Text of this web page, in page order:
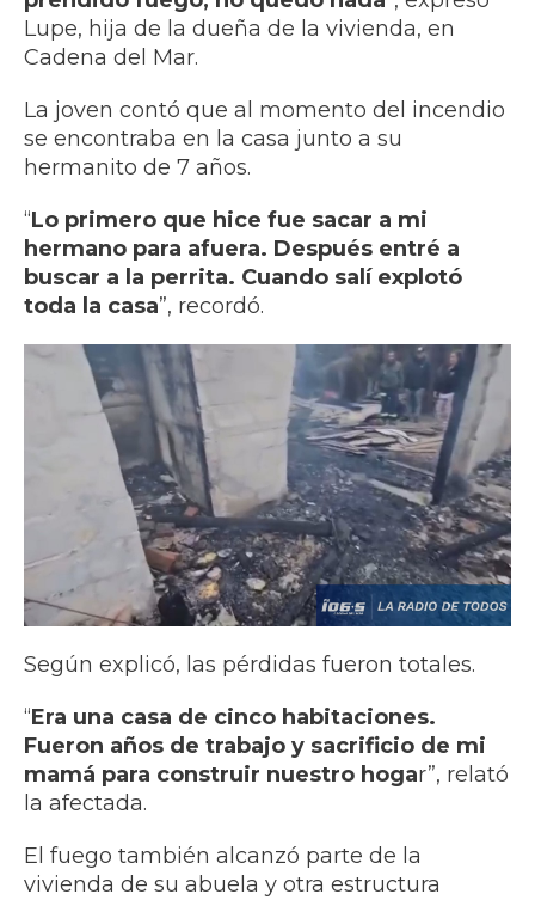
Lupe, hija de la dueña de la vivienda, en
Cadena del Mar.
La joven contó que al momento del incendio
se encontraba en la casa junto a su
hermanito de 7 años.
“Lo primero que hice fue sacar a mi
hermano para afuera. Después entré a
buscar a la perrita. Cuando salí explotó
toda la casa”, recordó.
Según explicó, las pérdidas fueron totales.
“Era una casa de cinco habitaciones.
Fueron años de trabajo y sacrificio de mi
mamá para construir nuestro hogar”, relató
la afectada.
El fuego también alcanzó parte de la
vivienda de su abuela y otra estructura